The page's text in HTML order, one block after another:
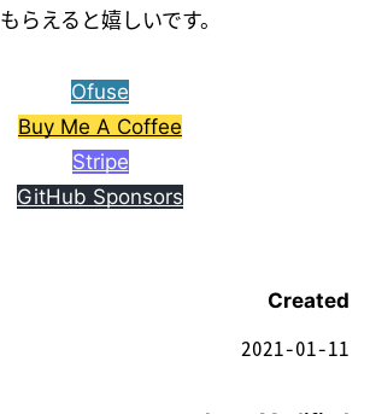
らえると嬉しいです。
Ofuse
Buy Me A Coffee
Stripe
GitHub Sponsors
Created
2021-01-11